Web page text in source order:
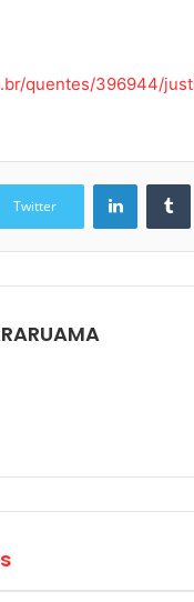
quentes/396944/
Twitter
Linkedin